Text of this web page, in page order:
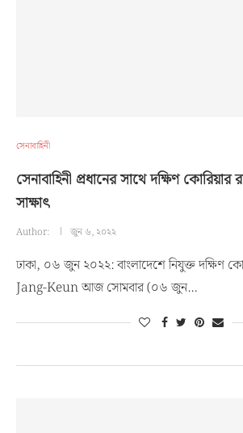
সেনাবাহিনী
সেনাবাহিনী প্রধানের সাথে দক্ষিণ কোরিয়ার
সাক্ষাৎ
Author: জুন ৬, ২০২২
ঢাকা, ০৬ জুন ২০২২: বাংলাদেশে নিযুক্ত দক্ষিণ
Jang-Keun আজ সোমবার (০৬ জুন…